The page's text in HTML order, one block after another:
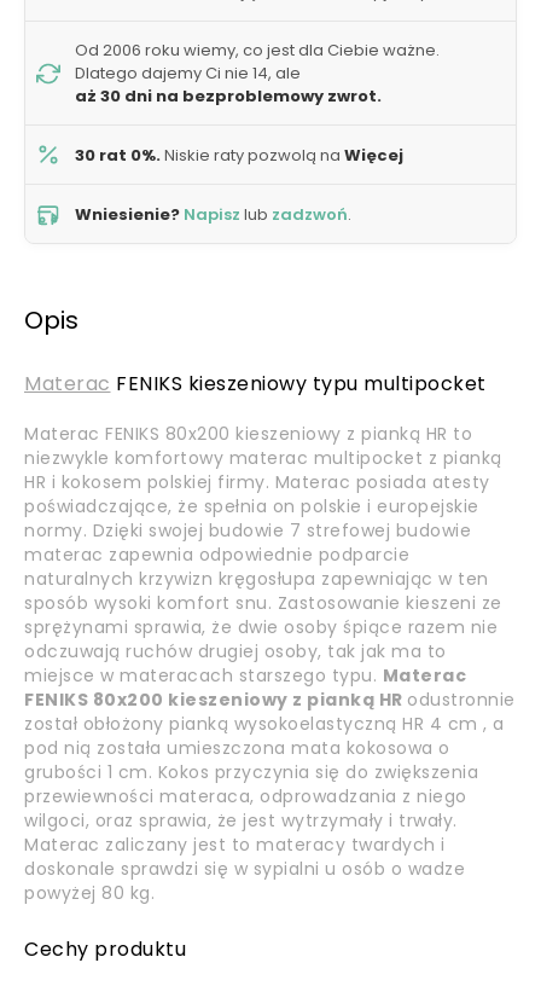
Od 2006 roku wiemy, co jest dla Ciebie ważne.
Dlatego dajemy Ci nie 14, ale
aż 30 dni na bezproblemowy zwrot.
30 rat 0%.Niskie raty pozwolą na Więcej
Wniesienie? Napisz lub zadzwoń.
Opis
Materac FENIKS kieszeniowy typu multipocket
Materac FENIKS 80x200 kieszeniowy z pianką HR to
niezwykle komfortowy materac multipocket z pianką
HR i kokosem polskiej firmy. Materac posiada atesty
poświadczające, że spełnia on polskie i europejskie
normy. Dzięki swojej budowie 7 strefowej budowie
materac zapewnia odpowiednie podparcie
naturalnych krzywizn kręgosłupa zapewniając w ten
sposób wysoki komfort snu. Zastosowanie kieszeni ze
sprężynami sprawia, że dwie osoby śpiące razem nie
odczuwają ruchów drugiej osoby, tak jak ma to
miejsce w materacach starszego typu. Materac
FENIKS 80x200 kieszeniowy z pianką HR odustronnie
został obłożony pianką wysokoelastyczną HR 4 cm , a
pod nią została umieszczona mata kokosowa o
grubości 1 cm. Kokos przyczynia się do zwiększenia
przewiewności materaca, odprowadzania z niego
wilgoci, oraz sprawia, że jest wytrzymały i trwały.
Materac zaliczany jest to materacy twardych i
doskonale sprawdzi się w sypialni u osób o wadze
powyżej 80 kg.
Cechy produktu